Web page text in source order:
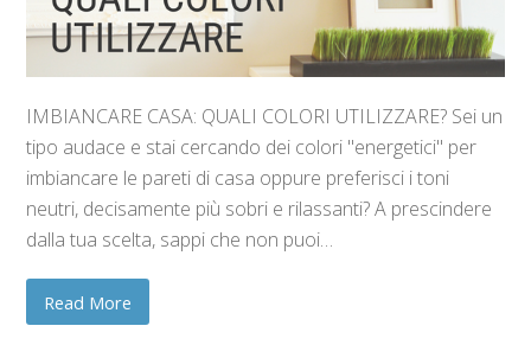
IMBIANCARE CASA: QUALI COLORI UTILIZZARE? Sei un
tipo audace e stai cercando dei colori "energetici" per
imbiancare le pareti di casa oppure preferisci i toni
neutri, decisamente più sobri e rilassanti? A prescindere
dalla tua scelta, sappi che non puoi…
Read More